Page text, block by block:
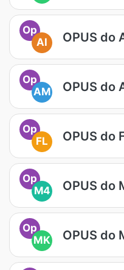
Op
AI
OPUS do
Op
AM
OPUS do
Op
FL
OPUS do
Op
M4
OPUS do
Op
MK
OPUS do